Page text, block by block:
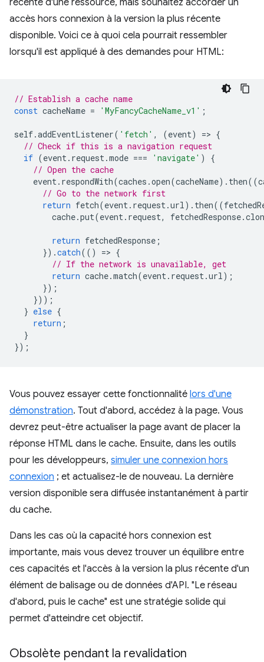
récente d'une ressource, mais souhaitez accorder un
accès hors connexion à la version la plus récente
disponible. Voici ce à quoi cela pourrait ressembler
lorsqu'il est appliqué à des demandes pour HTML:
// Establish a cache name
const cacheName = 'MyFancyCacheName_v1' ;
self.addEventListener( 'fetch' , (event) => {
// Check if this is a navigation request
if (event. request.mode === 'navigate' )
{
// Open the cache
event. respondWith(caches .open(cacheName). then((
// Go to the network first
return fetch(event. request.url). then((
cache.put(event. request, fetchedResponse.
return fetchedResponse ;
}).catch(() => {
// If the network is unavailable, get
return cache.match(event. request.url);
});
}));
} else {
return ;
}
});
Vous pouvez essayer cette fonctionnalité lors d'une
démonstration. Tout d'abord, accédez à la page. Vous
devrez peut-être actualiser la page avant de placer la
réponse HTML dans le cache. Ensuite, dans les outils
pour les développeurs, simuler une connexion hors
connexion ; et actualisez-le de nouveau. La dernière
version disponible sera diffusée instantanément à partir
du cache.
Dans les cas où la capacité hors connexion est
importante, mais vous devez trouver un équilibre entre
ces capacités et l'accès à la version la plus récente d'un
élément de balisage ou de données d'API. "Le réseau
d'abord, puis le cache" est une stratégie solide qui
permet d'atteindre cet objectif.
Obsolète pendant la revalidation